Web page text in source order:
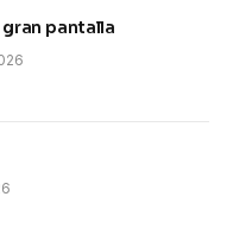
gran pantalla